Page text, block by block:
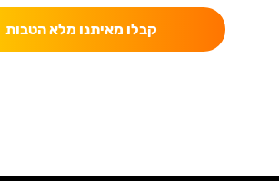
קבלו מאיתנו מלא הטבות